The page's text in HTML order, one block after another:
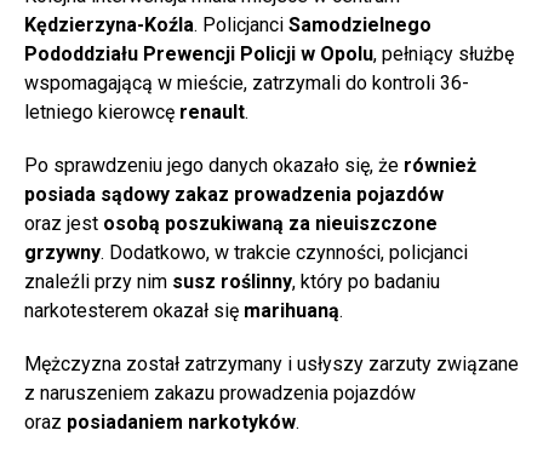
Kędzierzyna-Koźla. Policjanci Samodzielnego
Pododdziału Prewencji Policji w Opolu, pełniący służbę
wspomagającą w mieście, zatrzymali do kontroli 36-
letniego kierowcę renault.
Po sprawdzeniu jego danych okazało się, że również
posiada sądowy zakaz prowadzenia pojazdów
oraz jest osobą poszukiwaną za nieuiszczone
grzywny. Dodatkowo, w trakcie czynności, policjanci
znaleźli przy nim susz roślinny, który po badaniu
narkotesterem okazał się marihuaną.
Mężczyzna został zatrzymany i usłyszy zarzuty związane
z naruszeniem zakazu prowadzenia pojazdów
oraz posiadaniem narkotyków.